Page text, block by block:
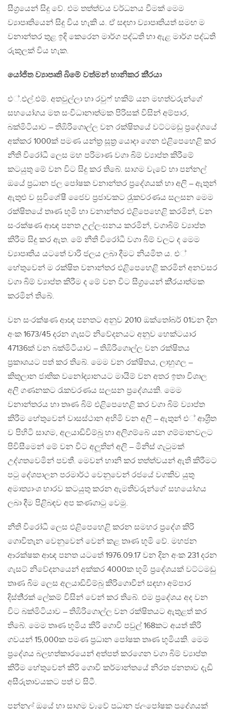
සීග‍්‍රයෙන් සිදු වේ. එම තත්ත්වය වර්ධනය වීමක් මෙම
ව්‍යාපෘතියෙන් සිදු විය හැකි ය. ඒ සඳහා ව්‍යාපෘතියත් සමඟ ම
වනාන්තර තුළ ඉදි කෙරෙන මාර්ග පද්ධති හා ඇළ මාර්ග පද්ධති
රුකුලක් විය හැක.
යෝජිත ව්‍යාපෘති බිමේ වත්මන් හානිකර කි‍්‍රයා
එ්.එල්.එම්. අතවුල්ලා හා රවුෆ් හකිම් යන මහත්වරුන්ගේ
සහයෝගය මත සංවිධානාත්මක පිරිසක් විසින් අම්පාර,
බක්මිටියාව – තිඹිරිගොල්ල වන රක්ෂිතයේ වට්ටමඩු ප‍්‍රදේශයේ
අක්කර 1000ක් පමණ යන්ත‍්‍ර සූත‍්‍ර යොදා ගෙන එළිපෙහෙළි කර
නීති විරෝධී ලෙස මහ පරිමාණ වගා බිම් ව්‍යාප්ත කිරීමේ
කටයුතු මේ වන විට සිදු කර තිබේ. සාගම වැවේ හා පන්නල්
ඔයේ ප‍්‍රධාන ජල පෝෂක වනාන්තර ප‍්‍රදේශයක් හා අලි – ඇතුන්
ඇතුළු ව සුවිශේෂී ජෛව ප‍්‍රජාවකට රැුකවරණය සලසන මෙම
රක්ෂිතයේ තෘණ භූමි හා වනාන්තර එළිපෙහෙළි කරමින්, වන
සංරක්ෂණ ආඥ පනත උල්ලංඝනය කරමින්, වගාබිම් ව්‍යාප්ත
කිරීම සිදු කර ඇත. මේ නීති විරෝධී වගා බිම් වලට ද මෙම
ව්‍යාපෘතිය යටතේ වාරි ජලය ලබා දීමට නියමිත ය. එ්
හේතුවෙන් ම රක්ෂිත වනාන්තර එළිපෙහෙළි කරමින් අනවසර
වගා බිම් ව්‍යාප්ත කිරීම ද මේ වන විට සීග‍්‍රයෙන් කි‍්‍රයාත්මක
කරමින් තිබේ.
වන සංරක්ෂණ ආඥ පනතට අනුව 2010 ඔක්තෝබර් 01වන දින
අංක 1673/45 දරන ගැසට් නිවේදනයට අනුව හෙක්ටයාර
47136ක් වන බක්මිටියාව – තිඹිරිගොල්ල වන රක්ෂිතය
ප‍්‍රකාශයට පත් කර තිබේ. මෙම වන රක්ෂිතය, ලාහුගල –
කිතුලාන ජාතික වනෝද්‍යානයට මායිම් වන අතර ඉතා විශාල
අලි ගණනකට රැකවරණය සලසන ප‍්‍රදේශයකි. මෙම
වනාන්තරය හා තෘණ බිම් එළිපෙහෙළි කර වගා බිම් ව්‍යාප්ත
කිරීම හේතුවෙන් වාසස්ථාන අහිමි වන අලි – ඇතුන් එ් ආශ‍්‍රිත
ව පිහිටි සාගම, අලයාඩිවිම්බු හා අලිගම්බේ යන ගම්මානවලට
පිවිසීමෙන් මේ වන විට අලූතින් අලි – මිනිස් ගැටුමක්
උද්ගතවෙමින් පවතී. මෙවන් හානි කර තත්ත්වයන් ඇති කිරීමට
පටු දේශපාලන පරමාර්ථ වෙනුවෙන් රජයේ වගකිව යුතු
අමාත්‍යාංශ භාරව කටයුතු කරන ඇමතිවරුන්ගේ සහයෝගය
ලබා දීම පිළිබඳව අප කණගාටු වෙමු.
නීති විරෝධී ලෙස එළිපෙහෙළි කරන සමහර ප‍්‍රදේශ කිරි
ගොවිතැන වෙනුවෙන් වෙන් කළ තෘණ භූමි වේ. මහජන
ආරක්ෂක ආඥ පනත යටතේ 1976.09.17 වන දින අංක 231 දරන
ගැසට් නිවේදනයෙන් අක්කර 4000ක භූමි ප‍්‍රදේශයක් වට්ටමඩු
තෘණ බිම ලෙස අලයාඩිවිම්බු කිරිගොවීන් සඳහා අම්පාර
දිස්ති‍්‍රක් ලේකම් විසින් වෙන් කර තිබේ. එම ප‍්‍රදේශය අද වන
විට බක්මිටියාව – තිඹිරිගොල්ල වන රක්ෂිතයට ඇතුළත් කර
තිබේ. මෙම තෘණ භූමිය කිරි ගොවි පවුල් 168කට අයත් කිරි
ගවයන් 15,000ක පමණ ප‍්‍රධාන පෝෂක තෘණ භූමියකි. මෙම
ප‍්‍රදේශය බලහත්කාරයෙන් අත්පත් කරගෙන වගා බිම් ව්‍යාප්ත
කිරීම හේතුවෙන් කිරි ගොවි කර්මාන්තයේ නිරත ජනතාව දැඩි
අසීරුතාවයකට පත් ව සිටී.
පන්නල් ඔයේ හා සාගම වැවේ ප‍්‍රධාන ජලපෝෂක ප‍්‍රදේශයක්